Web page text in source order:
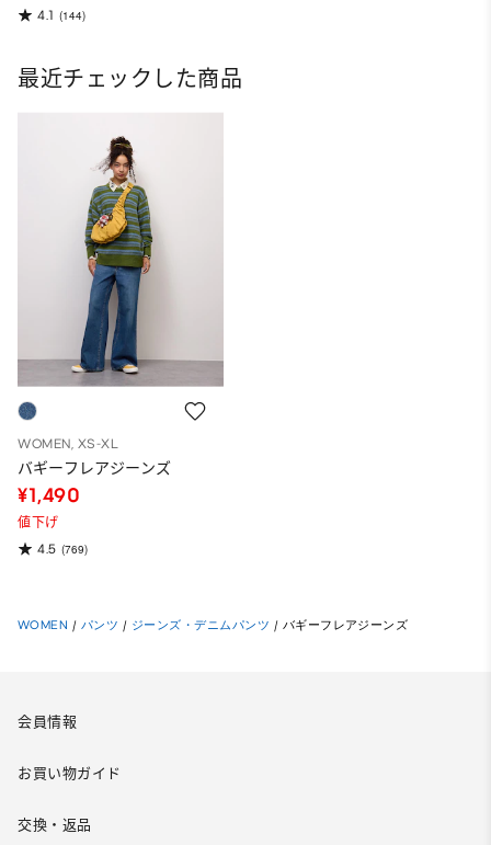
4.1 (144)
最近チェックした商品
WOMEN, XS-XL
バギーフレアジーンズ
¥1,490
値下げ
4.5 (769)
WOMEN / パンツ / ジーンズ・デニムパンツ / バギーフレアジーンズ
会員情報
お買い物ガイド
交換・返品